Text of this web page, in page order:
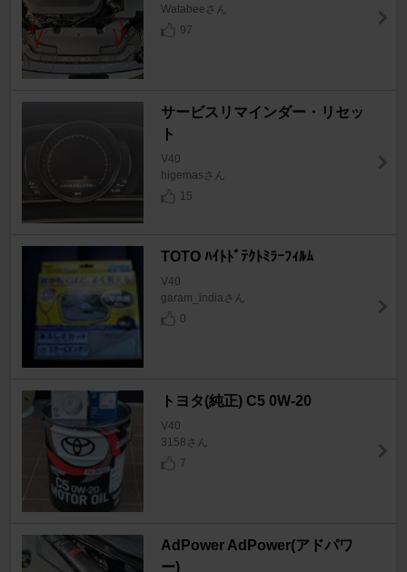
Watabeeさん
97
サービスリマインダー・リセッ
ト
V40
higemasさん
15
TOTO ﾊｲﾄﾄﾞﾃｸﾄﾐﾗｰﾌｨﾙﾑ
V40
garam_indiaさん
0
トヨタ(純正) C5 0W-20
V40
3158さん
7
AdPower AdPower(アドパワ
ー)